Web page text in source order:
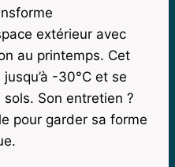
extérieur avec
au printemps. Cet
-30°C et se
Son entretien ?
pour garder sa forme